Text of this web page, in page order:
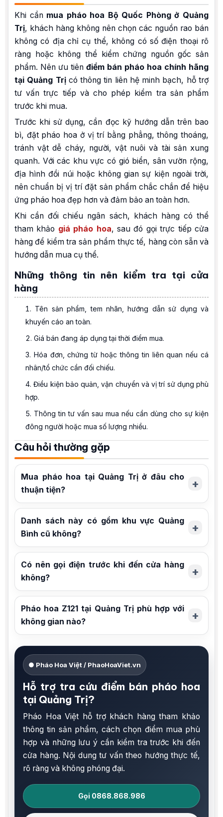
Khi cần mua pháo hoa Bộ Quốc Phòng ở Quảng
Trị, khách hàng không nên chọn các nguồn rao bán
không có địa chỉ cụ thể, không có số điện thoại rõ
ràng hoặc không thể kiểm chứng nguồn gốc sản
phẩm. Nên ưu tiên điểm bán pháo hoa chính hãng
tại Quảng Trịcó thông tin liên hệ minh bạch, hỗ trợ
tư vấn trực tiếp và cho phép kiểm tra sản phẩm
trước khi mua.
Trước khi sử dụng, cần đọc kỹ hướng dẫn trên bao
bì, đặt pháo hoa ở vị trí bằng phẳng, thông thoáng,
tránh vật dễ cháy, người, vật nuôi và tài sản xung
quanh. Với các khu vực có gió biển, sân vườn rộng,
địa hình đồi núi hoặc không gian sự kiện ngoài trời,
nên chuẩn bị vị trí đặt sản phẩm chắc chắn để hiệu
ứng pháo hoa đẹp hơn và đảm bảo an toàn hơn.
Khi cần đối chiếu ngân sách, khách hàng có thể
tham khảo giá pháo hoa, sau đó gọi trực tiếp cửa
hàng để kiểm tra sản phẩm thực tế, hàng còn sẵn và
hướng dẫn mua cụ thể.
Những thông tin nên kiểm tra tại cửa
hàng
Tên sản phẩm, tem nhãn, hướng dẫn sử dụng và
khuyến cáo an toàn.
Giá bán đang áp dụng tại thời điểm mua.
Hóa đơn, chứng từ hoặc thông tin liên quan nếu cá
nhân/tổ chức cần đối chiếu.
Điều kiện bảo quản, vận chuyển và vị trí sử dụng phù
hợp.
Thông tin tư vấn sau mua nếu cần dùng cho sự kiện
đông người hoặc mua số lượng nhiều.
Câu hỏi thường gặp
Mua pháo hoa tại Quảng Trị ở đâu cho
thuận tiện?
Danh sách này có gồm khu vực Quảng
Bình cũ không?
Có nên gọi điện trước khi đến cửa hàng
không?
Pháo hoa Z121 tại Quảng Trị phù hợp với
không gian nào?
● Pháo Hoa Việt / PhaoHoaViet.vn
Hỗ trợ tra cứu điểm bán pháo hoa
tại Quảng Trị?
Pháo Hoa Việt hỗ trợ khách hàng tham khảo
thông tin sản phẩm, cách chọn điểm mua phù
hợp và những lưu ý cần kiểm tra trước khi đến
cửa hàng. Nội dung tư vấn theo hướng thực tế,
rõ ràng và không phóng đại.
Gọi 0868.868.986